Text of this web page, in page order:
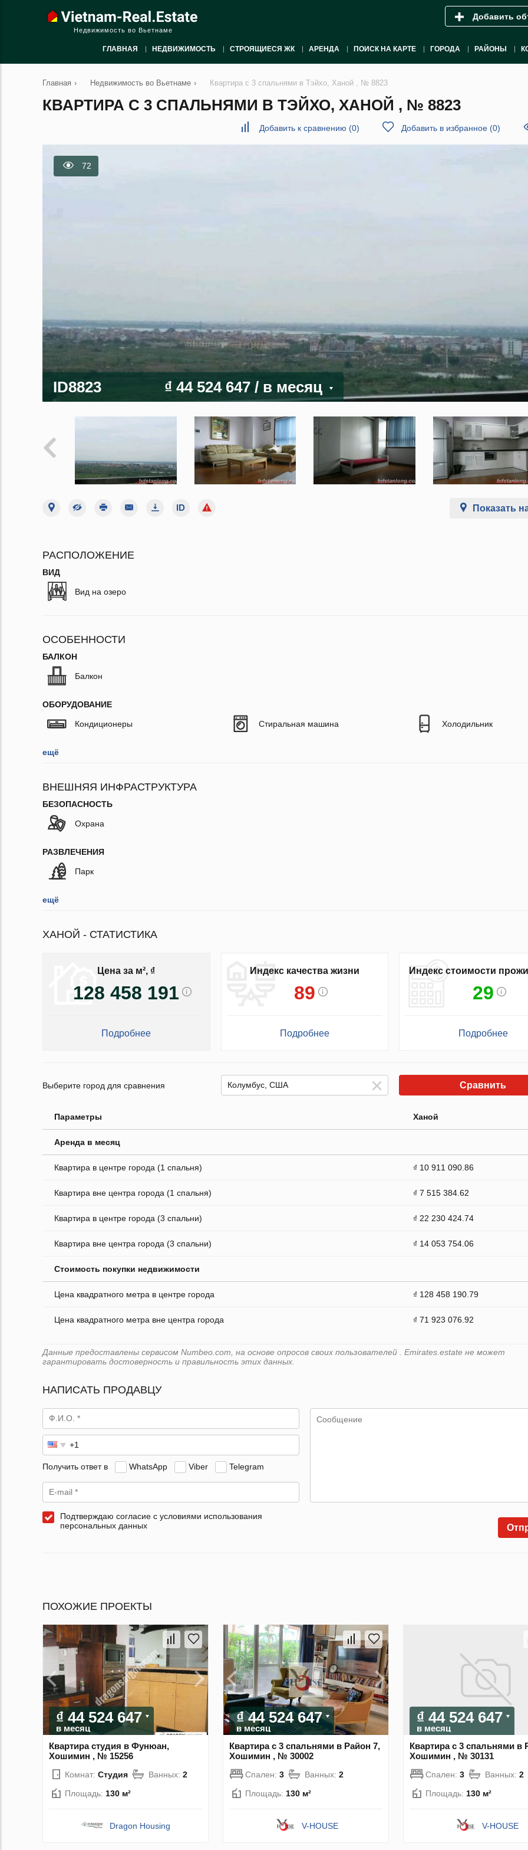
Недвижимость во Вьетнаме
Добавить
ГЛАВНАЯ НЕДВИЖИМОСТЬ СТРОЯЩИЕСЯ ЖК АРЕНДА ПОИСК НА КАРТЕ ГОРОДА РАЙОНЫ
Главная › Недвижимость во Вьетнаме › Квартира с 3 спальнями в Тэйхо, Ханой , № 8823
КВАРТИРА С 3 СПАЛЬНЯМИ В ТЭЙХО, ХАНОЙ , № 8823
Добавить к сравнению (0) Добавить в избранное (0)
72
ID8823 ₫ 44 524 647 / в месяц
Показать
РАСПОЛОЖЕНИЕ
ВИД
Вид на озеро
ОСОБЕННОСТИ
БАЛКОН
Балкон
ОБОРУДОВАНИЕ
Кондиционеры Стиральная машина Холодильник
ещё
ВНЕШНЯЯ ИНФРАСТРУКТУРА
БЕЗОПАСНОСТЬ
Охрана
РАЗВЛЕЧЕНИЯ
Парк
ещё
ХАНОЙ - СТАТИСТИКА
Цена за м², ₫
128 458 191
Подробнее
Индекс качества жизни
89
Подробнее
Индекс стоимости
29
Подробнее
Выберите город для сравнения Сравнить
Параметры Ханой
Аренда в месяц
Квартира в центре города (1 спальня) ₫ 10 911 090.86
Квартира вне центра города (1 спальня) ₫ 7 515 384.62
Квартира в центре города (3 спальни) ₫ 22 230 424.74
Квартира вне центра города (3 спальни) ₫ 14 053 754.06
Стоимость покупки недвижимости
Цена квадратного метра в центре города ₫ 128 458 190.79
Цена квадратного метра вне центра города ₫ 71 923 076.92
Данные предоставлены сервисом Numbeo.com, на основе опросов своих пользователей . Emirates.estate не может
гарантировать достоверность и правильность этих данных.
НАПИСАТЬ ПРОДАВЦУ
Получить ответ в WhatsApp Viber Telegram
Подтверждаю согласие с условиями использования
персональных данных
ПОХОЖИЕ ПРОЕКТЫ
₫ 44 524 647
в месяц
Квартира студия в Фунюан,
Хошимин , № 15256
Комнат: Студия Ванных: 2
Площадь: 130 м²
Dragon Housing
₫ 44 524 647
в месяц
Квартира с 3 спальнями в Район 7,
Хошимин , № 30002
Спален: 3 Ванных: 2
Площадь: 130 м²
V-HOUSE
₫ 44 524 647
в месяц
Квартира с 3 спальнями в
Хошимин , № 30131
Спален: 3 Ванных: 2
Площадь: 130 м²
V-HOUSE